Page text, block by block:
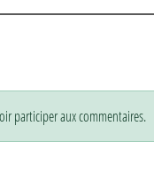
participer aux commentaires.